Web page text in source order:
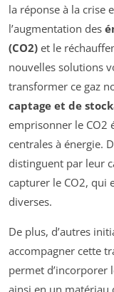
la réponse à la crise
l’augmentation des
(CO2) et le
nouvelles solutions
transformer ce gaz
captage et de
emprisonner le CO2
centrales à énergie.
distinguent par leur
capturer le CO2, qui
diverses.
De plus, d’autres
accompagner cette
permet d’incorporer
ainsi en un matériau